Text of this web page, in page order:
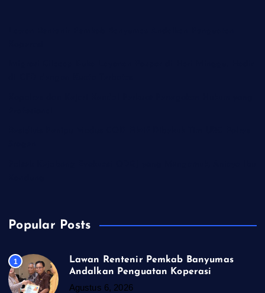
Popular Posts
1
Lawan Rentenir Pemkab Banyumas
Andalkan Penguatan Koperasi
Agustus 6, 2026